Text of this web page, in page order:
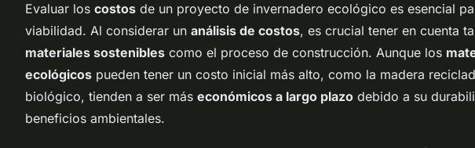
Evaluar los costos de un proyecto de invernadero ecológico es esencial
viabilidad. Al considerar un análisis de costos, es crucial tener en cuenta
materiales sostenibles como el proceso de construcción. Aunque los
ecológicos pueden tener un costo inicial más alto, como la madera
biológico, tienden a ser más económicos a largo plazo debido a su
beneficios ambientales.